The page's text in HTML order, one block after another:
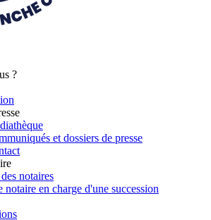
?
et dossiers de presse
notaires
notaire en charge d'une succession